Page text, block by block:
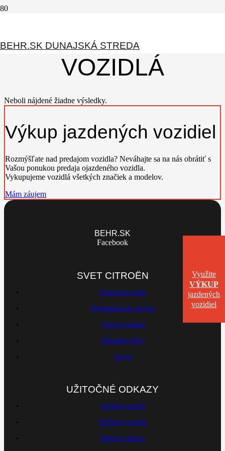
BEHR.SK DUNAJSKÁ STREDA
JAZDENÉ
VOZIDLÁ
Neboli nájdené žiadne výsledky.
Výkup jazdených vozidiel
Rozmýšľate nad predajom vozidla? Neváhajte sa na nás obrátiť s
Vašou ponukou predaja ojazdeného vozidla.
Vykupujeme vozidlá všetkých značiek a modelov.
Mám záujem
Využite
VÝKUP
jazdených
vozidiel
BEHR.SK
Facebook
SVET CITROËN
Testovacia jazda
Objednávka do servisu
Cenová ponuka
Náhradné diely
Servis
UŽITOČNÉ ODKAZY
Osobné vozidlá
Úžitkové vozidlá
Ihneď k odberu